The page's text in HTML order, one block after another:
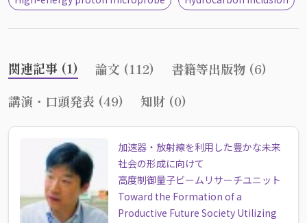
関連記事 (1) 論文 (112)
書籍等出版物 (6)
講演・口頭発表 (49)
知財 (0)
加速器・放射線を利用した豊かな未来
社会の形成に向けて
高度制御量子ビームリサーチユニット
Toward the Formation of a
Productive Future Society Utilizing